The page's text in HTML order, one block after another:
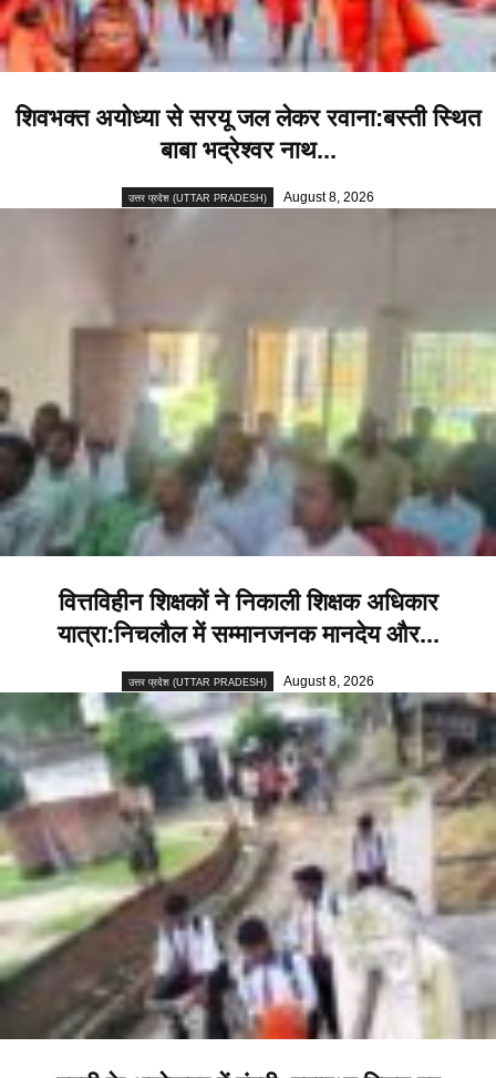
शिवभक्त अयोध्या से सरयू जल लेकर रवाना:बस्ती स्थित
बाबा भद्रेश्वर नाथ...
उत्तर प्रदेश (UTTAR PRADESH) August 8, 2026
वित्तविहीन शिक्षकों ने निकाली शिक्षक अधिकार
यात्रा:निचलौल में सम्मानजनक मानदेय और...
उत्तर प्रदेश (UTTAR PRADESH) August 8, 2026